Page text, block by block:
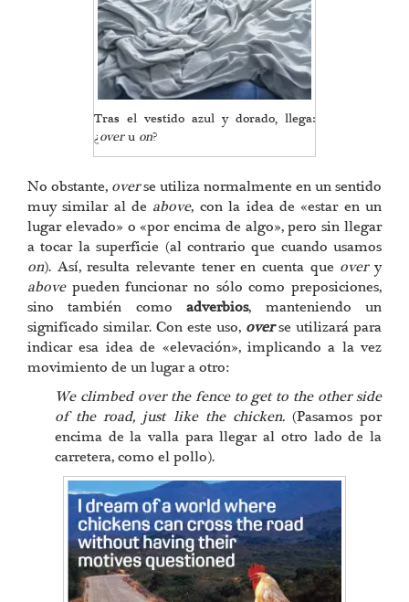
Tras el vestido azul y dorado, llega:
¿overu on?
No obstante, overse utiliza normalmente en un sentido
muy similar al de above, con la idea de «estar en un
lugar elevado» o «por encima de algo», pero sin llegar
a tocar la superficie (al contrario que cuando usamos
on). Así, resulta relevante tener en cuenta que overy
abovepueden funcionar no sólo como preposiciones,
sino también comoadverbios, manteniendo un
significado similar. Con este uso, over se utilizará para
indicar esa idea de «elevación», implicando a la vez
movimiento de un lugar a otro:
We climbed over the fence to get to the other side
of the road, just like the chicken.(Pasamos por
encima de la valla para llegar al otro lado de la
carretera, como el pollo).